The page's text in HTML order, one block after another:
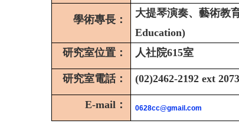
學術專長：
大提琴演奏、藝術教
Education)
研究室位置：
人社院615室
研究室電話： (02)2462-2192 ext 2073
E-mail ： 0628cc@gmail.com